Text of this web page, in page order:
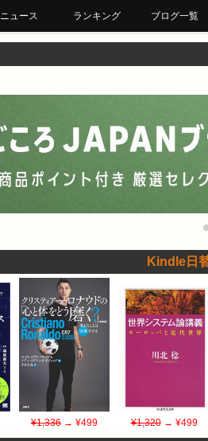
ニュース ランキング ブログ一覧
Kindle日
¥1,336 → ¥499 ¥1,320→ ¥499